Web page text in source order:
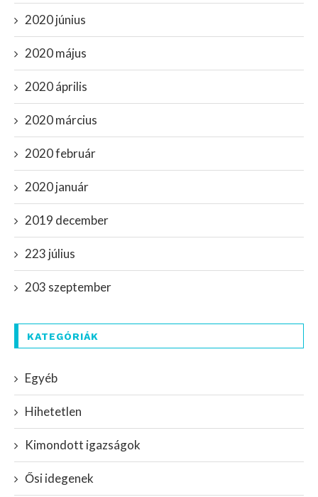
2020 június
2020 május
2020 április
2020 március
2020 február
2020 január
2019 december
223 július
203 szeptember
KATEGÓRIÁK
Egyéb
Hihetetlen
Kimondott igazságok
Ősi idegenek